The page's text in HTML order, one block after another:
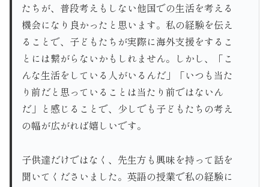
たちが、普段考えもしない他国での生活を考える
機会になり良かったと思います。私の経験を伝え
ることで、子どもたちが実際に海外支援をするこ
とには繋がらないかもしれません。しかし、「こ
んな生活をしている人がいるんだ」「いつも当た
り前だと思っていることは当たり前ではないん
だ」と感じることで、少しでも子どもたちの考え
の幅が広がれば嬉しいです。
子供達だけではなく、先生方も興味を持って話を
聞いてくださいました。英語の授業で私の経験に